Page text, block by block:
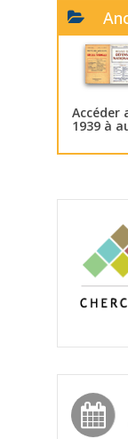
Accéder
1939 à